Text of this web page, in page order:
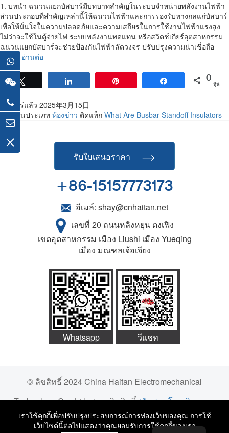
เราใช้คุกกี้เพื่อปรับปรุงประสบการณ์การท่องเว็บของคุณ การใช้
เว็บไซต์นี้ต่อไปแสดงว่าคุณยอมรับการใช้คุกกี้ของเรา
1. บทนำ ฉนวนแยกบัสบาร์มีบทบาทสำคัญในระบบจำหน่ายพลังงานไฟฟ้า
ส่วนประกอบที่สำคัญเหล่านี้ให้ฉนวนไฟฟ้าและการรองรับทางกลแก่บัสบาร์
เพื่อให้มั่นใจในความปลอดภัยและความเสถียรในการใช้งานไฟฟ้าแรงสูง
ไม่ว่าจะใช้ในตู้จ่ายไฟ ระบบพลังงานทดแทน หรือสวิตช์เกียร์อุตสาหกรรม
ฉนวนแยกบัสบาร์จะช่วยป้องกันไฟฟ้าลัดวงจร ปรับปรุงความน่าเชื่อถือ
และ... อ่านต่อBusbar
Insulators:
Everything
Need
to
แบ่งปัน 0
หุ้น
เผยแพร่แล้ว 2025年3月15日
จัดอยู่ในประเภท ห้องข่าว ติดแท็ก What Are Busbar Standoff Insulators
รับใบเสนอราคา
+86-15157773173
อีเมล์: shay@cnhaitan.net
เลขที่ 20 ถนนหลิงหยุน ตงเฟิง
เขตอุตสาหกรรม เมือง Liushi เมือง Yueqing
เมือง มณฑลเจ้อเจียง
Whatsapp วีแชท
© ลิขสิทธิ์ 2024 China Haitan Electromechanical
Technology Co., Ltd. สงวนลิขสิทธิ์สนับสนุนโดย:มิถุนายน
นโยบายความเป็นส่วนตัว